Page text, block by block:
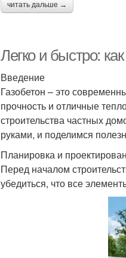
читать дальше →
Легко и быстро:
Введение
Газобетон – это
прочность и отличные
строительства частных
руками, и поделимся
Планировка и
Перед началом
убедиться, что все